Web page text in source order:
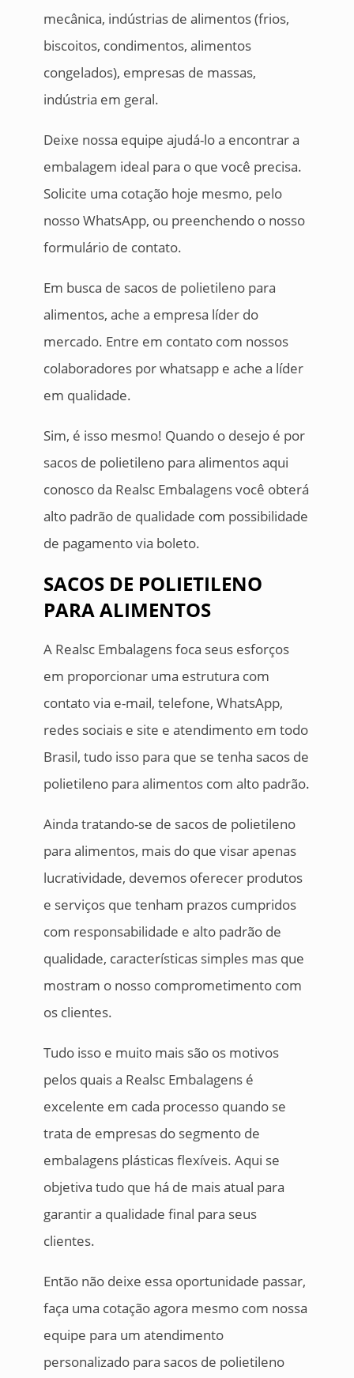
mecânica, indústrias de alimentos (frios,
biscoitos, condimentos, alimentos
congelados), empresas de massas,
indústria em geral.
Deixe nossa equipe ajudá-lo a encontrar a
embalagem ideal para o que você precisa.
Solicite uma cotação hoje mesmo, pelo
nosso WhatsApp, ou preenchendo o nosso
formulário de contato.
Em busca de sacos de polietileno para
alimentos, ache a empresa líder do
mercado. Entre em contato com nossos
colaboradores por whatsapp e ache a líder
em qualidade.
Sim, é isso mesmo! Quando o desejo é por
sacos de polietileno para alimentos aqui
conosco da Realsc Embalagens você obterá
alto padrão de qualidade com possibilidade
de pagamento via boleto.
SACOS DE POLIETILENO
PARA ALIMENTOS
A Realsc Embalagens foca seus esforços
em proporcionar uma estrutura com
contato via e-mail, telefone, WhatsApp,
redes sociais e site e atendimento em todo
Brasil, tudo isso para que se tenha sacos de
polietileno para alimentos com alto padrão.
Ainda tratando-se de sacos de polietileno
para alimentos, mais do que visar apenas
lucratividade, devemos oferecer produtos
e serviços que tenham prazos cumpridos
com responsabilidade e alto padrão de
qualidade, características simples mas que
mostram o nosso comprometimento com
os clientes.
Tudo isso e muito mais são os motivos
pelos quais a Realsc Embalagens é
excelente em cada processo quando se
trata de empresas do segmento de
embalagens plásticas flexíveis. Aqui se
objetiva tudo que há de mais atual para
garantir a qualidade final para seus
clientes.
Então não deixe essa oportunidade passar,
faça uma cotação agora mesmo com nossa
equipe para um atendimento
personalizado para sacos de polietileno